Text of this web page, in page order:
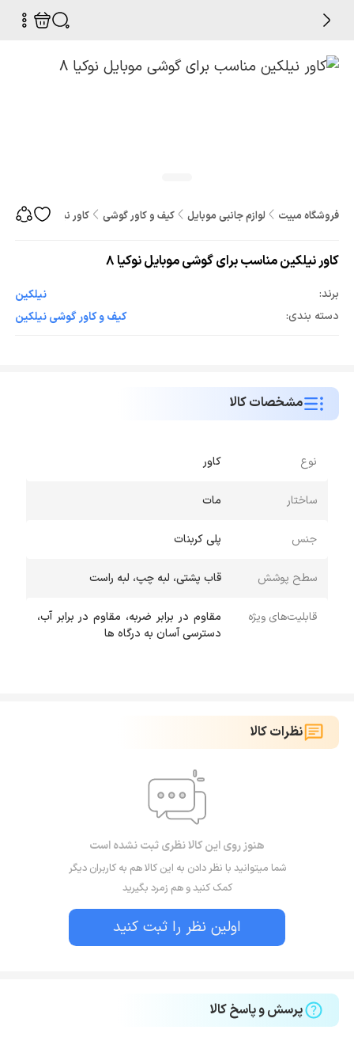
فروشگاه مبیت لوازم جانبی موبایل کیف و کاور گوشی کاور نیلکین مناسب
کاور نیلکین مناسب برای گوشی موبایل نوکیا 8
برند:
نیلکین
دسته بندی:
کیف و کاور گوشی نیلکین
مشخصات کالا
نوع کاور
ساختار مات
جنس پلی کربنات
سطح پوشش قاب پشتی، لبه چپ، لبه راست
قابلیت‌های ویژه
مقاوم در برابر ضربه، مقاوم در برابر آب،
دسترسی آسان به درگاه ها
نظرات کالا
هنوز روی این کالا نظری ثبت نشده است
شما میتوانید با نظر دادن به این کالا هم به کاربران دیگر
کمک کنید و هم زمرد بگیرید
اولین نظر را ثبت کنید
پرسش و پاسخ کالا